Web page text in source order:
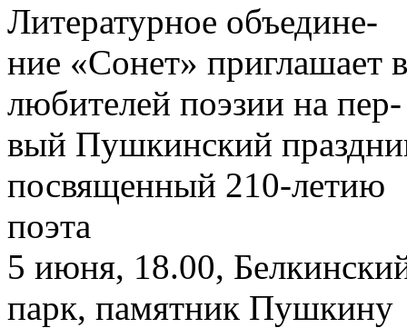
Литературное объедине-
ние «Сонет» приглашает
любителей поэзии на пер-
вый Пушкинский
посвященный 210-летию
поэта
5 июня, 18.00,
парк, памятник Пушкину